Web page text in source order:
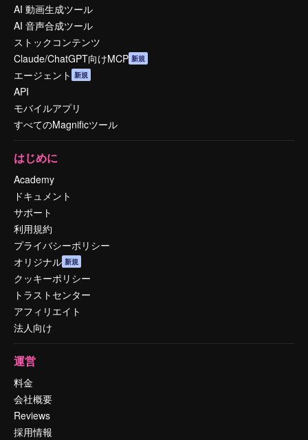
AI 動画生成ツール
AI 音声合成ツール
ストックコンテンツ
Claude/ChatGPT向けMCP 新規
エージェント 新規
API
モバイルアプリ
すべてのMagnificツール
はじめに
Academy
ドキュメント
サポート
利用規約
プライバシーポリシー
オリジナル 新規
クッキーポリシー
トラストセンター
アフィリエイト
法人向け
運営
料金
会社概要
Reviews
採用情報